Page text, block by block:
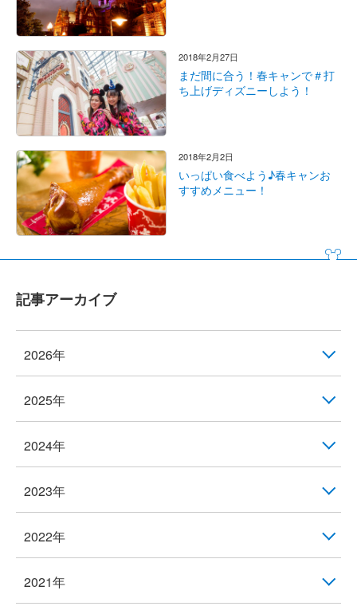
2018年2月27日
まだ間に合う！春キャンで＃打
ち上げディズニーしよう！
2018年2月2日
いっぱい食べよう♪春キャンお
すすめメニュー！
記事アーカイブ
2026年
2025年
2024年
2023年
2022年
2021年